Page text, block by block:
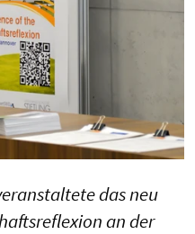
das neu
an der